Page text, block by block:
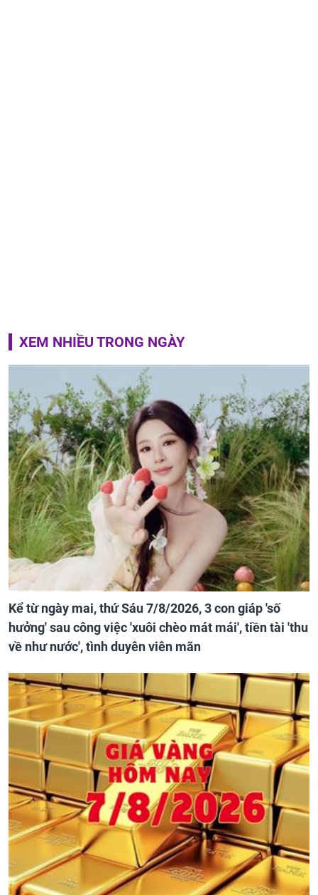
XEM NHIỀU TRONG NGÀY
Kể từ ngày mai, thứ Sáu 7/8/2026, 3 con giáp 'số
hưởng' sau công việc 'xuôi chèo mát mái', tiền tài 'thu
về như nước', tình duyên viên mãn